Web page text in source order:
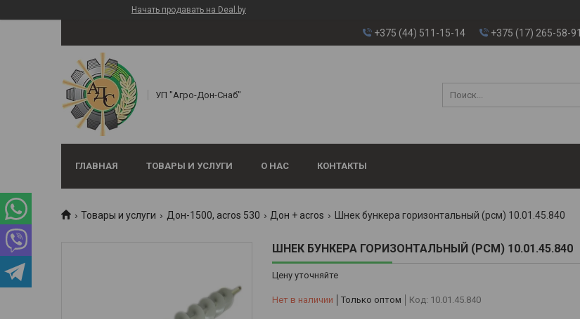
Начать продавать на Deal.by
+375 (44) 511-15-14 +375 (17) 265-58-91
УП "Агро-Дон-Снаб"
ГЛАВНАЯ ТОВАРЫ И УСЛУГИ О НАС КОНТАКТЫ
Товары и услуги Дон-1500, аcros 530 Дон + acros Шнек бункера горизонтальный (рсм) 10.01.45.840
ШНЕК БУНКЕРА ГОРИЗОНТАЛЬНЫЙ (РСМ) 10.01.45.840
Цену уточняйте
Нет в наличии Только оптом Код: 10.01.45.840